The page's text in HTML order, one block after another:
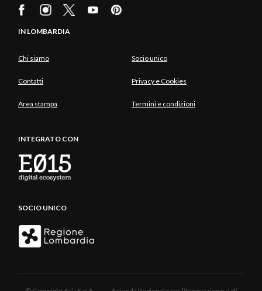
IN LOMBARDIA
Chi siamo Socio unico
Contatti Privacy e Cookies
Area stampa Termini e condizioni
INTEGRATO CON
SOCIO UNICO